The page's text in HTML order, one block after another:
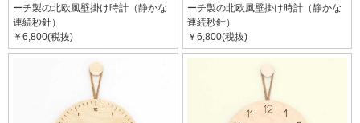
ーチ製の北欧風壁掛け時計（静かな
連続秒針）
￥6,800(税抜)
ーチ製の北欧風壁掛け時計（静かな
連続秒針）
￥6,800(税抜)